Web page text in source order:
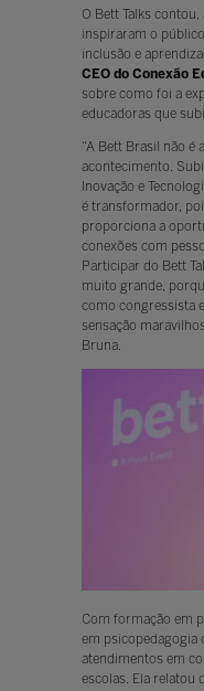
O Bett Talks
inspiraram o
inclusão e
CEO do Conexão
sobre como foi a
educadoras que
“A Bett Brasil não é
acontecimento.
Inovação e
é transformador,
proporciona a
conexões com
Participar do Bett
muito grande,
como congressista
sensação
Bruna.
Com formação em
em psicopedagogia
atendimentos em
escolas. Ela relatou